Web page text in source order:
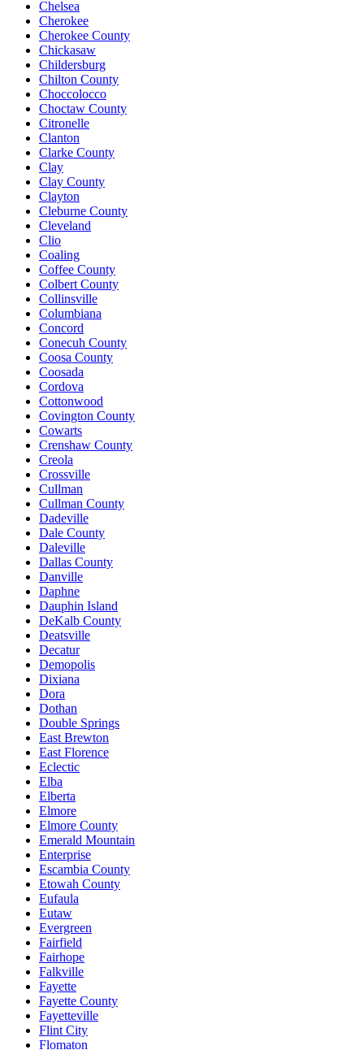
Chelsea
Cherokee
Cherokee County
Chickasaw
Childersburg
Chilton County
Choccolocco
Choctaw County
Citronelle
Clanton
Clarke County
Clay
Clay County
Clayton
Cleburne County
Cleveland
Clio
Coaling
Coffee County
Colbert County
Collinsville
Columbiana
Concord
Conecuh County
Coosa County
Coosada
Cordova
Cottonwood
Covington County
Cowarts
Crenshaw County
Creola
Crossville
Cullman
Cullman County
Dadeville
Dale County
Daleville
Dallas County
Danville
Daphne
Dauphin Island
DeKalb County
Deatsville
Decatur
Demopolis
Dixiana
Dora
Dothan
Double Springs
East Brewton
East Florence
Eclectic
Elba
Elberta
Elmore
Elmore County
Emerald Mountain
Enterprise
Escambia County
Etowah County
Eufaula
Eutaw
Evergreen
Fairfield
Fairhope
Falkville
Fayette
Fayette County
Fayetteville
Flint City
Flomaton